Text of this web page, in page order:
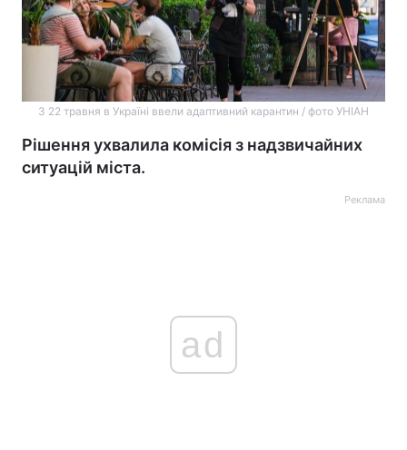
З 22 травня в Україні ввели адаптивний карантин / фото УНІАН
Рішення ухвалила комісія з надзвичайних
ситуацій міста.
Реклама
ad